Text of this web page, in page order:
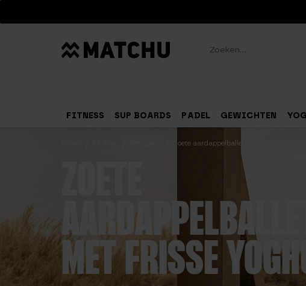
FITNESS SUP BOARDS PADEL GEWICHTEN
Zoete aardappelballetjes met frisse
MET FRISSE